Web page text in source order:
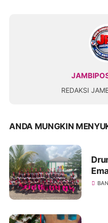
REDAKSI
ANDA MUNGKIN